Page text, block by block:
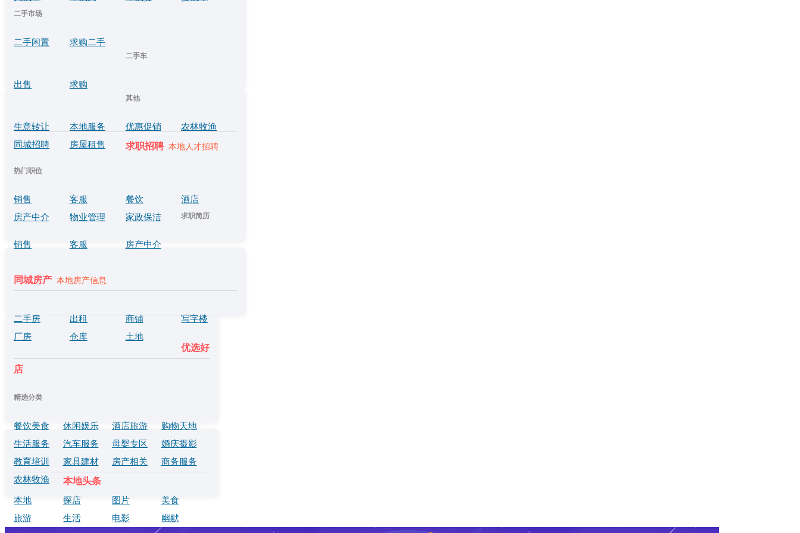
二手市场
二手闲置 求购二手
二手车
出售 求购
其他
生意转让 本地服务 优惠促销
农林牧渔
同城招聘
房屋租售 求职招聘 本地人才招聘
热门职位
销售 客服 餐饮
酒店
房产中介
物业管理 家政保洁 求职简历
销售 客服 房产中介
同城房产 本地房产信息
二手房 出租 商铺
写字楼
厂房
仓库 土地
优选好
店
精选分类
餐饮美食 休闲娱乐 酒店旅游
购物天地
生活服务
汽车服务 母婴专区
婚庆摄影
教育培训
家具建材 房产相关
商务服务
农林牧渔
本地头条
本地 探店 图片
美食
旅游
生活 电影 幽默